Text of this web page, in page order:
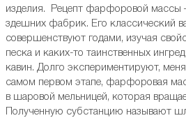
изделия. Рецепт фарфоровой массы
здешних фабрик. Его классический
совершенствуют годами, изучая
песка и каких-то таинственных
кавин. Долго экспериментируют,
самом первом этапе, фарфоровая
в шаровой мельницей, которая
Полученную субстанцию называют